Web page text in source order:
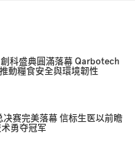
創科盛典圓滿落幕 Qarbotech
動糧食安全與環境韌性
决赛完美落幕 信标生医以前瞻
勇夺冠军